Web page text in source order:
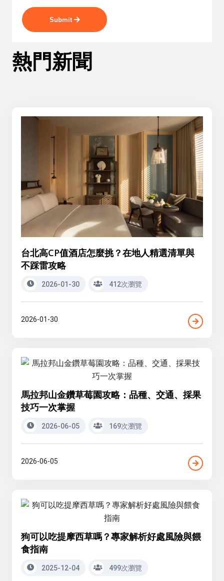
Submit
熱門新聞
台北高CP值酒店怎麼挑？在地人精選清單與
不踩雷攻略
2026-01-30 412次瀏覽
2026-01-30
馬拉邦山金鑽草莓園攻略：品種、交通、採果
技巧一次掌握
2026-06-05 169次瀏覽
2026-06-05
狗可以吃提摩西草嗎？專家解析好處風險與餵
食指南
2025-12-04 499次瀏覽